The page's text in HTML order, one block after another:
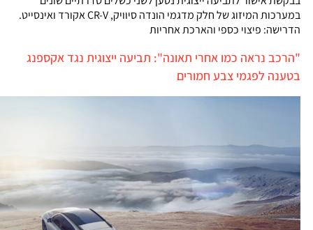
במערכות המיזוג של חלק מדגמי הונדה סיוויק, CR-V אקורד ואינסייט.
הדרישה: פיצוי כספי והארכת אחריות
"הרכב נראה כמו אחרי תאונה": תביעה ייצוגית נגד אקספנג
בטענה לפגמי צבע חמורים